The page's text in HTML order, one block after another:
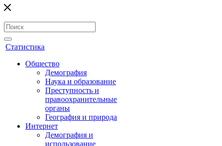
Статистика
Общество
Демография
Наука и образование
Преступность и
правоохранительные
органы
География и природа
Интернет
Демография и
использование